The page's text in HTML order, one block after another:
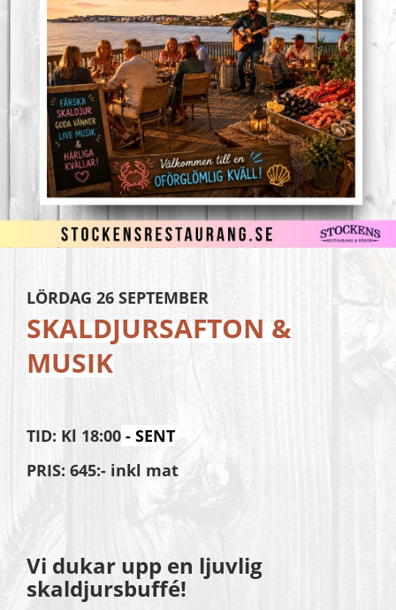
LÖRDAG 26 SEPTEMBER
SKALDJURSAFTON &
MUSIK
TID: Kl 18:00 - SENT
PRIS: 645:- inkl mat
Vi dukar upp en ljuvlig
skaldjursbuffé!